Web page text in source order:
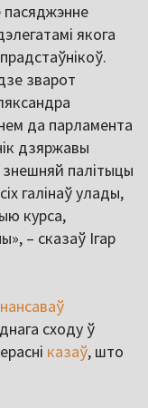
пасяджэнне
якога
зварот
да парламента
дзяржавы
знешняй палітыцы
галінаў улады,
курса,
– сказаў Ігар
сходу ў
казаў, што